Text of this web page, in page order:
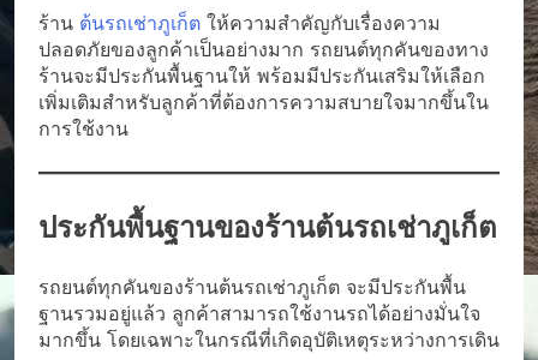
ร้าน ต้นรถเช่าภูเก็ต ให้ความสำคัญกับเรื่องความ
ปลอดภัยของลูกค้าเป็นอย่างมาก รถยนต์ทุกคันของทาง
ร้านจะมีประกันพื้นฐานให้ พร้อมมีประกันเสริมให้เลือก
เพิ่มเติมสำหรับลูกค้าที่ต้องการความสบายใจมากขึ้นใน
การใช้งาน
ประกันพื้นฐานของร้านต้นรถเช่าภูเก็ต
รถยนต์ทุกคันของร้านต้นรถเช่าภูเก็ต จะมีประกันพื้น
ฐานรวมอยู่แล้ว ลูกค้าสามารถใช้งานรถได้อย่างมั่นใจ
มากขึ้น โดยเฉพาะในกรณีที่เกิดอุบัติเหตุระหว่างการเดิน